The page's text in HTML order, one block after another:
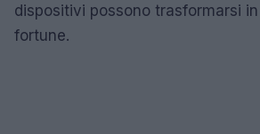
dispositivi possono trasformarsi
fortune.